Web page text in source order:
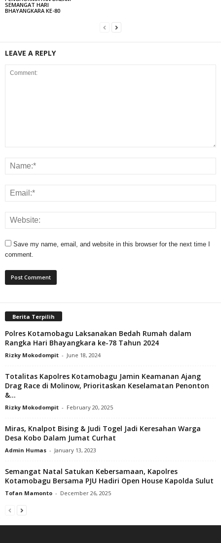
SEMANGAT HARI
BHAYANGKARA KE-80
LEAVE A REPLY
Save my name, email, and website in this browser for the next time I
comment.
Berita Terpilih
Polres Kotamobagu Laksanakan Bedah Rumah dalam
Rangka Hari Bhayangkara ke-78 Tahun 2024
Rizky Mokodompit - June 18, 2024
Totalitas Kapolres Kotamobagu Jamin Keamanan Ajang
Drag Race di Molinow, Prioritaskan Keselamatan Penonton
&...
Rizky Mokodompit - February 20, 2025
Miras, Knalpot Bising & Judi Togel Jadi Keresahan Warga
Desa Kobo Dalam Jumat Curhat
Admin Humas - January 13, 2023
Semangat Natal Satukan Kebersamaan, Kapolres
Kotamobagu Bersama PJU Hadiri Open House Kapolda Sulut
Tofan Mamonto - December 26, 2025